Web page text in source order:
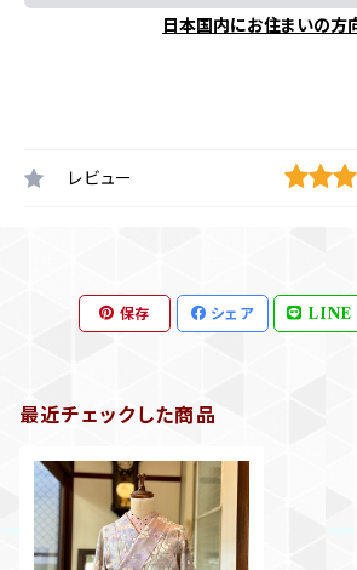
日本国内にお住まいの方
レビュー
保存 シェア LINE
最近チェックした商品